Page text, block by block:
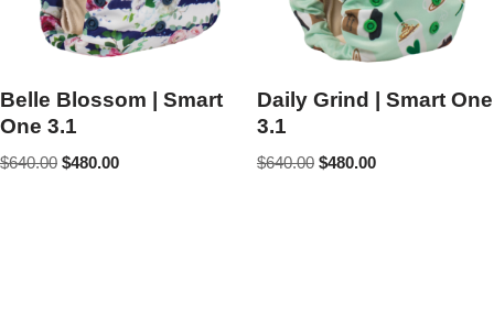
Belle Blossom | Smart
One 3.1
$640.00 $480.00
Daily Grind | Smart One
3.1
$640.00 $480.00